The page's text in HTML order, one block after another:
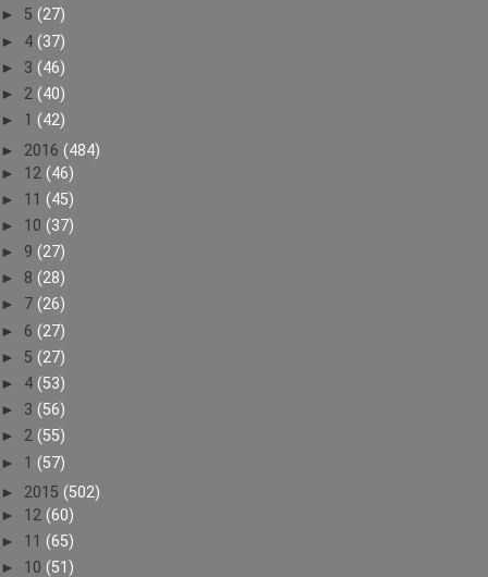
► 5 (27)
► 4 (37)
► 3 (46)
► 2 (40)
► 1 (42)
► 2016 (484)
► 12 (46)
► 11 (45)
► 10 (37)
► 9 (27)
► 8 (28)
► 7 (26)
► 6 (27)
► 5 (27)
► 4 (53)
► 3 (56)
► 2 (55)
► 1 (57)
► 2015 (502)
► 12 (60)
► 11 (65)
► 10 (51)